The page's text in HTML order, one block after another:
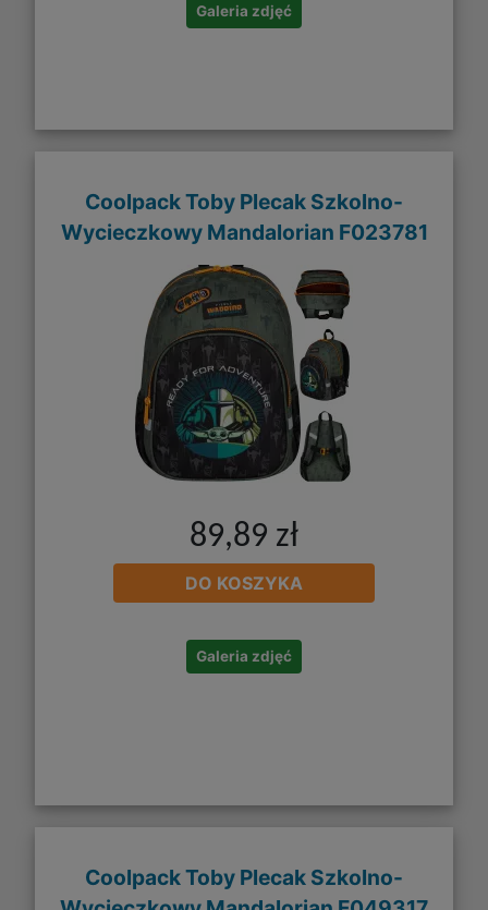
Galeria zdjęć
Coolpack Toby Plecak Szkolno-
Wycieczkowy Mandalorian F023781
89,89 zł
DO KOSZYKA
Galeria zdjęć
Coolpack Toby Plecak Szkolno-